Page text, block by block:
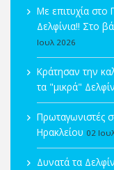
Με επιτυχία
Δελφίνια!! Στο
Ιουλ 2026
Κράτησαν την
τα "μικρά"
Πρωταγωνιστές
Ηρακλείου 02
Δυνατά τα